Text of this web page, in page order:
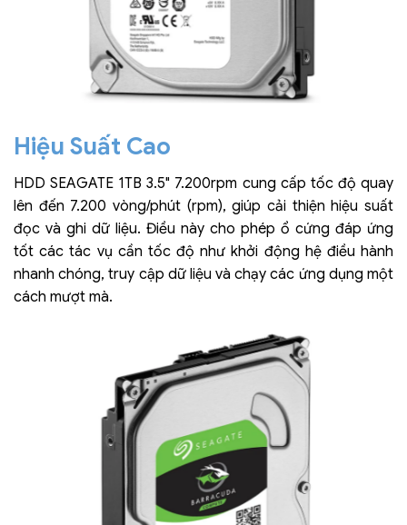
Hiệu Suất Cao
HDD SEAGATE 1TB 3.5" 7.200rpm cung cấp tốc độ quay
lên đến 7.200 vòng/phút (rpm), giúp cải thiện hiệu suất
đọc và ghi dữ liệu. Điều này cho phép ổ cứng đáp ứng
tốt các tác vụ cần tốc độ như khởi động hệ điều hành
nhanh chóng, truy cập dữ liệu và chạy các ứng dụng một
cách mượt mà.